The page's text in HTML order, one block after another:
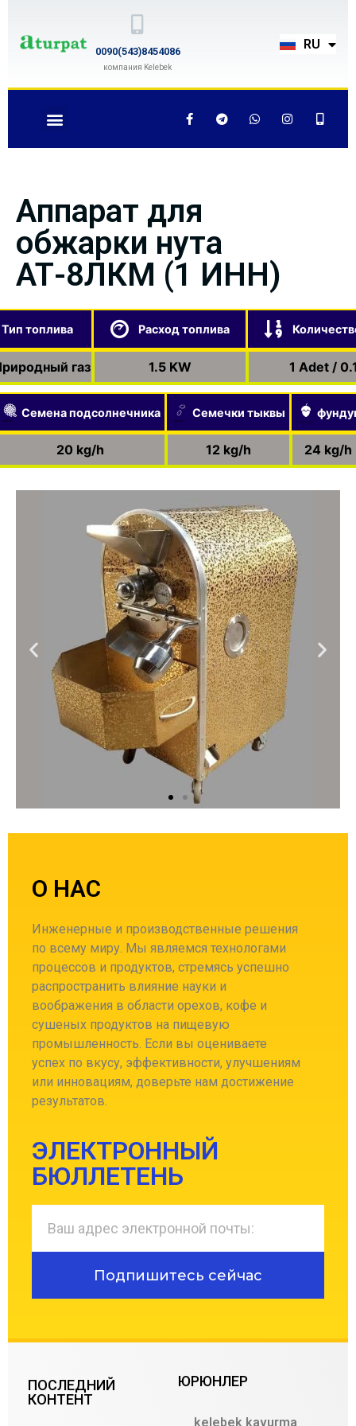
0090(543)8454086
компания Kelebek
RU
EN
Аппарат для
обжарки нута
АТ-8ЛКМ (1 ИНН)
Тип топлива Расход топлива
газ 1.5 KW 1 Adet /
Семена подсолнечника Семечки тыквы
Created by Vectorstall
20 kg/h 12 kg/h 24 kg/h
О НАС
Инженерные и производственные решения
по всему миру. Мы являемся технологами
процессов и продуктов, стремясь успешно
распространить влияние науки и
воображения в области орехов, кофе и
сушеных продуктов на пищевую
промышленность. Если вы оцениваете
успех по вкусу, эффективности, улучшениям
или инновациям, доверьте нам достижение
результатов.
ЭЛЕКТРОННЫЙ
БЮЛЛЕТЕНЬ
Подпишитесь сейчас
ПОСЛЕДНИЙ
КОНТЕНТ
ЮРЮНЛЕР
kelebek kavurma